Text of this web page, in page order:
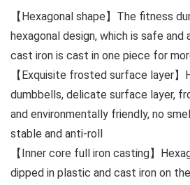
【Hexagonal shape】The fitness
hexagonal design, which is safe and
cast iron is cast in one piece for
【Exquisite frosted surface layer
dumbbells, delicate surface layer,
and environmentally friendly, no
stable and anti-roll
【Inner core full iron casting】
dipped in plastic and cast iron on